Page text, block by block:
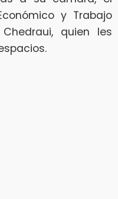
y Trabajo
quien les